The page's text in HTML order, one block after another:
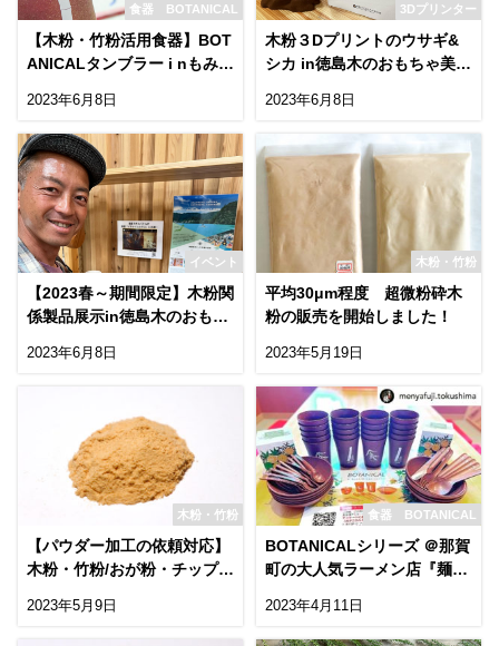
食器 BOTANICAL
【木粉・竹粉活用食器】BOT
ANICALタンブラー i nもみじ
2023年6月8日
3Dプリンター
木粉３Dプリントのウサギ&
シカ in徳島木のおもちゃ美術
2023年6月8日
イベント
【2023春～期間限定】木粉関
係製品展示in徳島木のおもち
2023年6月8日
木粉・竹粉
平均30μm程度 超微粉砕木
粉の販売を開始しました！
2023年5月19日
木粉・竹粉
【パウダー加工の依頼対応】
木粉・竹粉/おが粉・チップな
2023年5月9日
食器 BOTANICAL
BOTANICALシリーズ ＠那賀
町の大人気ラーメン店『麺屋
2023年4月11日